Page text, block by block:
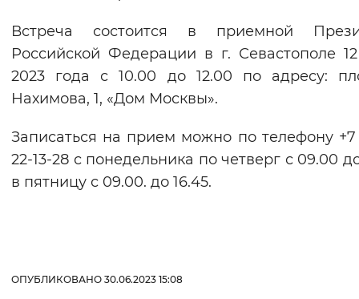
Изображения
Включены Выключены
Воспроизвести Остановить
Встреча состоится в приемной
Российской Федерации в г. Севастополе
2023 года с 10.00 до 12.00 по адресу:
Нахимова, 1, «Дом Москвы».
Записаться на прием можно по телефону +7
22-13-28 с понедельника по четверг с 09.00
в пятницу с 09.00. до 16.45.
ОПУБЛИКОВАНО 30.06.2023 15:08